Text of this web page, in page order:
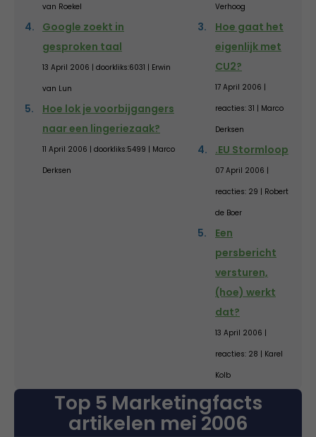
van Roekel
Google zoekt in
gesproken taal
13 April 2006 | doorkliks:6031 | Erwin
van Lun
Hoe lok je voorbijgangers
naar een lingeriezaak?
11 April 2006 | doorkliks:5499 | Marco
Derksen
Verhoog
Hoe gaat het
eigenlijk met
CU2?
17 April 2006 |
reacties: 31 | Marco
Derksen
.EU Stormloop
07 April 2006 |
reacties: 29 | Robert
de Boer
Een
persbericht
versturen,
(hoe) werkt
dat?
13 April 2006 |
reacties: 28 | Karel
Kolb
Top 5 Marketingfacts
artikelen mei 2006